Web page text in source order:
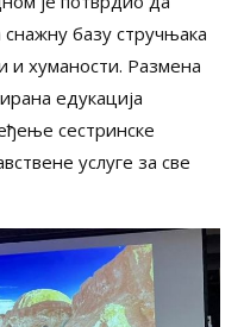
базу стручњака
и хуманости. Размена
едукација
сестринске
услуге за све